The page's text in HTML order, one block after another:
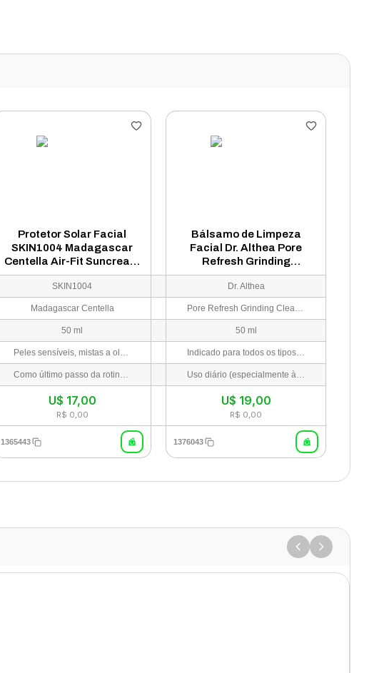
Protetor Solar Facial
SKIN1004 Madagascar
Centella Air-Fit Suncream
Light FPS 50+ 50ml
Bálsamo de Limpeza
Facial Dr. Althea Pore
Refresh Grinding
Cleansing Balm 50ml
SKIN1004 Dr. Althea
Madagascar Centella Pore Refresh Grinding Cleansing
50 ml 50 ml
Peles sensíveis, mistas a oleosas, ou para quem busca um protetor solar físico leve e sem sensação pegajosa. Indicado para todos os tipos de pele, incluindo peles sensíveis, acnéticas ou com poros obstruídos que necessitam de uma limpeza profunda e higiênica sem irritações.
Como último passo da rotina de cuidados pela manhã, aplique uma quantidade generosa uniformemente no rosto, pescoço e áreas expostas ao sol. Reaplique a cada 2-3 horas ou conforme necessário. Uso diário (especialmente à noite como primeiro passo da dupla limpeza). Gire a embalagem no sentido horário para dispensar a quantidade desejada do produto moído/raciocinado de forma higiênica. Aplique no rosto seco e massageie suavemente para derreter a maquiagem e o protetor solar. Adicione um pouco de água morna para emulsionar e enxágue bem.
U$ 17,00
R$ 0,00
U$ 19,00
R$ 0,00
1365443 1376043